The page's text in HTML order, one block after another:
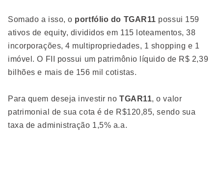
Somado a isso, o portfólio do TGAR11 possui 159
ativos de equity, divididos em 115 loteamentos, 38
incorporações, 4 multipropriedades, 1 shopping e 1
imóvel. O FII possui um patrimônio líquido de R$ 2,39
bilhões e mais de 156 mil cotistas.
Para quem deseja investir no TGAR11, o valor
patrimonial de sua cota é de R$120,85, sendo sua
taxa de administração 1,5% a.a.